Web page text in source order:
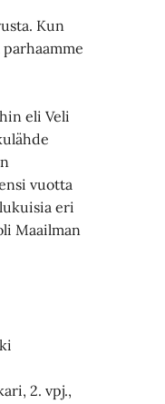
Kun
eli Veli
vuotta
eri
Maailman
2. vpj.,